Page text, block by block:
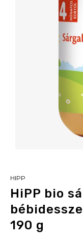
HIPP
HiPP bio
190 g